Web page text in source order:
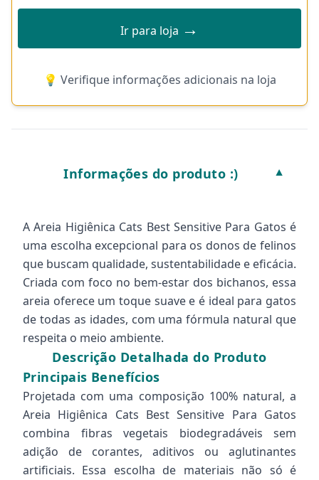
Ir para loja →
💡 Verifique informações adicionais na loja
Informações do produto :) ▼
A Areia Higiênica Cats Best Sensitive Para Gatos é
uma escolha excepcional para os donos de felinos
que buscam qualidade, sustentabilidade e eficácia.
Criada com foco no bem-estar dos bichanos, essa
areia oferece um toque suave e é ideal para gatos
de todas as idades, com uma fórmula natural que
respeita o meio ambiente.
Descrição Detalhada do Produto
Principais Benefícios
Projetada com uma composição 100% natural, a
Areia Higiênica Cats Best Sensitive Para Gatos
combina fibras vegetais biodegradáveis sem
adição de corantes, aditivos ou aglutinantes
artificiais. Essa escolha de materiais não só é